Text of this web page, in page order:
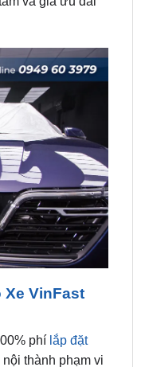
Xe VinFast
phílắp đặt
thành phạm vi
quý khách vui
vụ phù hợp